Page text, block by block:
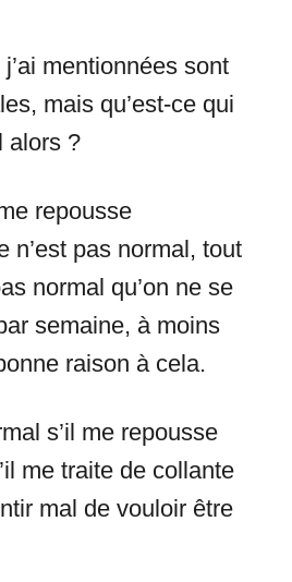
mentionnées sont
mais qu’est-ce qui
alors ?
repousse
n’est pas normal, tout
normal qu’on ne se
semaine, à moins
raison à cela.
s’il me repousse
me traite de collante
mal de vouloir être